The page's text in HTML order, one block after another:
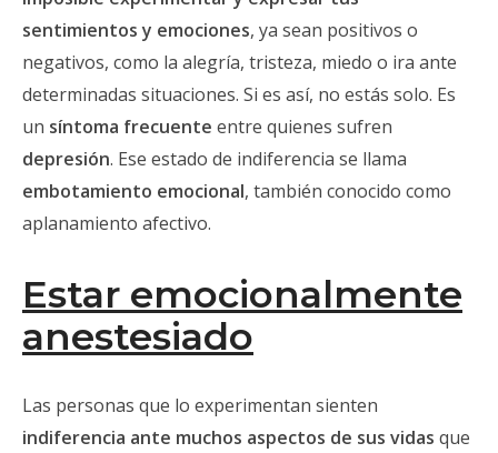
sentimientos y emociones, ya sean positivos o
negativos, como la alegría, tristeza, miedo o ira ante
determinadas situaciones. Si es así, no estás solo. Es
un síntoma frecuente entre quienes sufren
depresión. Ese estado de indiferencia se llama
embotamiento emocional, también conocido como
aplanamiento afectivo.
Estar emocionalmente
anestesiado
Las personas que lo experimentan sienten
indiferencia ante muchos aspectos de sus vidas que